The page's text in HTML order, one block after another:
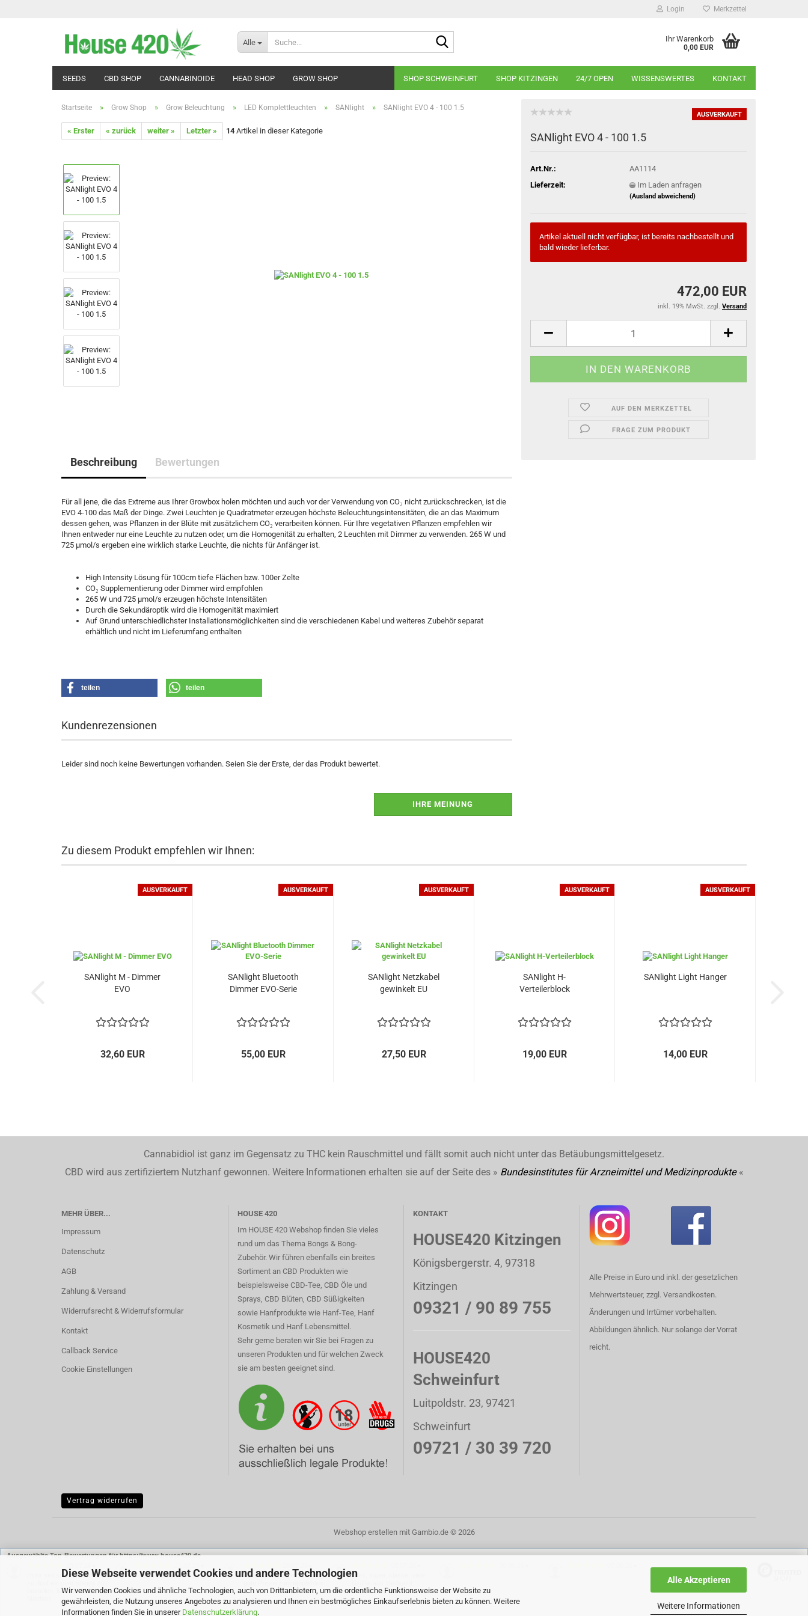
Diese Webseite verwendet Cookies und andere Technologien
Wir verwenden Cookies und ähnliche Technologien, auch von Drittanbietern, um die ordentliche Funktionsweise der Website zu
gewährleisten, die Nutzung unseres Angebotes zu analysieren und Ihnen ein bestmögliches Einkaufserlebnis bieten zu können. Weitere
Informationen finden Sie in unserer Datenschutzerklärung.
Alle Akzeptieren
Weitere Informationen
Login Merkzettel
Alle Ihr Warenkorb
0,00 EUR
SEEDS CBD SHOP CANNABINOIDE HEAD SHOP GROW SHOP SHOP SCHWEINFURT SHOP KITZINGEN 24/7 OPEN WISSENSWERTES KONTAKT
Startseite » Grow Shop » Grow Beleuchtung » LED Komplettleuchten » SANlight » SANlight EVO 4 - 100 1.5
« Erster « zurück weiter » Letzter » 14 Artikel in dieser Kategorie
AUSVERKAUFT
SANlight EVO 4 - 100 1.5
Art.Nr.:
AA1114
Lieferzeit:
Im Laden anfragen
(Ausland abweichend)
Artikel aktuell nicht verfügbar, ist bereits nachbestellt und
bald wieder lieferbar.
472,00 EUR
inkl. 19% MwSt. zzgl. Versand
AUF DEN MERKZETTEL
FRAGE ZUM PRODUKT
Beschreibung Bewertungen
Für all jene, die das Extreme aus Ihrer Growbox holen möchten und auch vor der Verwendung von CO₂ nicht zurückschrecken, ist die
EVO 4-100 das Maß der Dinge. Zwei Leuchten je Quadratmeter erzeugen höchste Beleuchtungsintensitäten, die an das Maximum
dessen gehen, was Pflanzen in der Blüte mit zusätzlichem CO₂ verarbeiten können. Für Ihre vegetativen Pflanzen empfehlen wir
Ihnen entweder nur eine Leuchte zu nutzen oder, um die Homogenität zu erhalten, 2 Leuchten mit Dimmer zu verwenden. 265 W und
725 µmol/s ergeben eine wirklich starke Leuchte, die nichts für Anfänger ist.
High Intensity Lösung für 100cm tiefe Flächen bzw. 100er Zelte
CO₂ Supplementierung oder Dimmer wird empfohlen
265 W und 725 µmol/s erzeugen höchste Intensitäten
Durch die Sekundäroptik wird die Homogenität maximiert
Auf Grund unterschiedlichster Installationsmöglichkeiten sind die verschiedenen Kabel und weiteres Zubehör separat
erhältlich und nicht im Lieferumfang enthalten
teilen teilen
Kundenrezensionen
Leider sind noch keine Bewertungen vorhanden. Seien Sie der Erste, der das Produkt bewertet.
IHRE MEINUNG
Zu diesem Produkt empfehlen wir Ihnen:
AUSVERKAUFT
SANlight M - Dimmer
EVO
32,60 EUR
AUSVERKAUFT
SANlight Bluetooth
Dimmer EVO-Serie
55,00 EUR
AUSVERKAUFT
SANlight Netzkabel
gewinkelt EU
27,50 EUR
AUSVERKAUFT
SANlight H-
Verteilerblock
19,00 EUR
AUSVERKAUFT
SANlight Light Hanger
14,00 EUR
Cannabidiol ist ganz im Gegensatz zu THC kein Rauschmittel und fällt somit auch nicht unter das Betäubungsmittelgesetz.
CBD wird aus zertifiziertem Nutzhanf gewonnen. Weitere Informationen erhalten sie auf der Seite des » Bundesinstitutes für Arzneimittel und Medizinprodukte«
MEHR ÜBER...
Impressum
Datenschutz
AGB
Zahlung & Versand
Widerrufsrecht & Widerrufsformular
Kontakt
Callback Service
Cookie Einstellungen
HOUSE 420
Im HOUSE 420 Webshop finden Sie vieles
rund um das Thema Bongs & Bong-
Zubehör. Wir führen ebenfalls ein breites
Sortiment an CBD Produkten wie
beispielsweise CBD-Tee, CBD Öle und
Sprays, CBD Blüten, CBD Süßigkeiten
sowie Hanfprodukte wie Hanf-Tee, Hanf
Kosmetik und Hanf Lebensmittel.
Sehr gerne beraten wir Sie bei Fragen zu
unseren Produkten und für welchen Zweck
sie am besten geeignet sind.
KONTAKT
HOUSE420 Kitzingen
Königsbergerstr. 4, 97318
Kitzingen
09321 / 90 89 755
HOUSE420
Schweinfurt
Luitpoldstr. 23, 97421
Schweinfurt
09721 / 30 39 720
Alle Preise in Euro und inkl. der gesetzlichen
Mehrwertsteuer, zzgl. Versandkosten.
Änderungen und Irrtümer vorbehalten.
Abbildungen ähnlich. Nur solange der Vorrat
reicht.
Vertrag widerrufen
Webshop erstellenmit Gambio.de © 2026
Ausgewählte Top-Bewertungen für https://www.house420.de
Hi,ihr seit super, nur ich bin
bestellen, liebe Grüße
Alles Gut, Danke
Alles top schnelle Lieferung,
Alles, super, klasse, viele
Matthias